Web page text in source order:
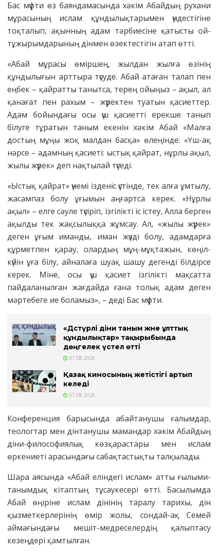
Бас мүфти өз баяндамасында хәкім Абайдың рухани
мұрасының ислам құндылықтарымен үндестігіне
тоқталып, ақынның адам тәрбиесіне қатысты ой-
тұжырымдарының дінмен өзектестігін атап өтті.
«Абай мұрасы өміршең, жылдан жылға өзінің
құндылығын арттыра түсуде. Абай атаған талап пен
еңбек – қайратты танытса, терең ойыңыз – ақыл, ал
қанағат пен рахым – жүректен туатын қасиеттер.
Адам бойындағы осы үш қасиетті ерекше танып
білуге тұратын таным екенін хәкім Абай «Малға
достың мұңы жоқ малдан басқа» өлеңінде: «Үш-ақ
нәрсе – адамның қасиеті: ыстық қайрат, нұрлы ақыл,
жылы жүрек» деп нақтылай түседі.
«Ыстық қайрат» үнемі ізденіс үстінде, тек алға ұмтылу,
жасампаз болу ұғымын аңғартса керек. «Нұрлы
ақыл» – елге сәуле түсіріп, ізгілікті іс істеу, Алла берген
ақылды тек жақсылыққа жұмсау. Ал, «жылы жүрек»
деген ұғым иманды, иман жүзді болу, адамдарға
құрметпен қарау, олардың мұң-мұқтажын, көңіл-
күйін ұға білу, айналаға шуақ шашу дегенді білдірсе
керек. Міне, осы үш қасиет ізгілікті мақсатта
пайдаланылған жағдайда ғана толық адам деген
мәртебеге ие боламыз», – деді Бас мүфти.
«Дәстүрлі діни таным және ұлттық
құндылықтар» тақырыбында
дөңгелек үстел өтті
07.08.2026
Қазақ киносының жетістігі артып
келеді
07.08.2026
Конференция барысында абайтанушы ғалымдар,
теологтар мен дінтанушы мамандар хәкім Абайдың
діни-философиялық көзқарастары мен ислам
өркениеті арасындағы сабақтастықты талқылады.
Шара аясында «Абай еліндегі ислам» атты ғылыми-
танымдық кітаптың тұсаукесері өтті. Басылымда
Абай өңіріне ислам дінінің таралу тарихы, дін
қызметкерлерінің өмір жолы, сондай-ақ Семей
аймағындағы мешіт-медреселердің қалыптасу
кезеңдері қамтылған.